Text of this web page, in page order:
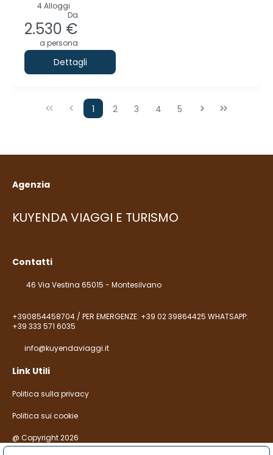
4 Alloggi
Da
2.530 €
a persona
Dettagli
1 2 3 4 5
Agenzia
KUYENDA VIAGGI E TURISMO
Contatti
46 Via Vestina 65015 - Montesilvano
+390854458704 / PER EMERGENZE: +39 02 39864425 WHATSAPP:
+39 333 571 6035
info@kuyendaviaggi.it
Link Utili
Politica sulla privacy
Politica sui cookie
@ Copyright 2026